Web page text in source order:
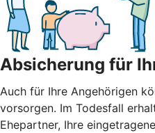
Absicherung für
Auch für Ihre Angehörigen
vorsorgen. Im Todesfall
Ehepartner, Ihre